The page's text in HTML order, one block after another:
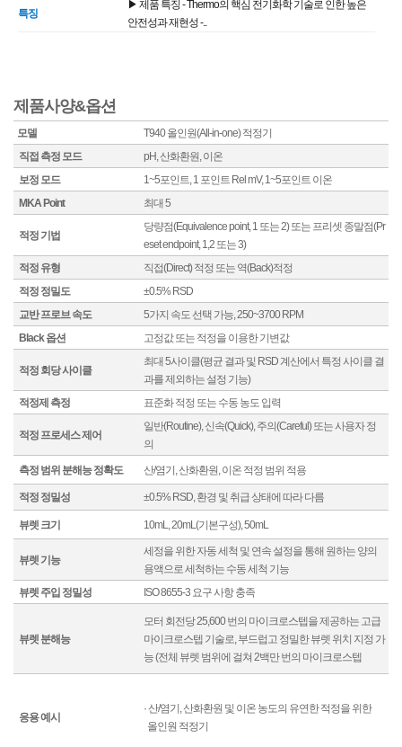
특징
▶ 제품 특징 - Thermo의 핵심 전기화학 기술로 인한 높은
안전성과 재현성 -..
제품사양&옵션
모델
T940 올인원(All-in-one) 적정기
직접 측정 모드
pH, 산화환원, 이온
보정 모드
1~5포인트, 1 포인트 Rel mV, 1~5포인트 이온
MKA Point
최대 5
적정 기법
당량점(Equivalence point, 1 또는 2) 또는 프리셋 종말점(Pr
eset endpoint, 1,2 또는 3)
적정 유형
직접(Direct) 적정 또는 역(Back)적정
적정 정밀도
±0.5% RSD
교반 프로브 속도
5가지 속도 선택 가능, 250~3700 RPM
Black 옵션
고정값 또는 적정을 이용한 기변값
적정 회당 사이클
최대 5사이클(평균 결과 및 RSD 계산에서 특정 사이클 결
과를 제외하는 설정 기능)
적정제 측정
표준화 적정 또는 수동 농도 입력
적정 프로세스 제어
일반(Routine), 신속(Quick), 주의(Careful) 또는 사용자 정
의
측정 범위 분해능 정확도 산/염기, 산화환원, 이온 적정 범위 적용
적정 정밀성 ±0.5% RSD, 환경 및 취급 상태에 따라 다름
뷰렛 크기 10mL, 20mL(기본구성), 50mL
뷰렛 기능
세정을 위한 자동 세척 및 연속 설정을 통해 원하는 양의
용액으로 세척하는 수동 세척 기능
뷰렛 주입 정밀성
ISO 8655-3 요구 사항 충족
뷰렛 분해능
모터 회전당 25,600 번의 마이크로스텝을 제공하는 고급
마이크로스텝 기술로, 부드럽고 정밀한 뷰렛 위치 지정 가
능 (전체 뷰렛 범위에 걸쳐 2백만 번의 마이크로스텝
응용 예시
· 산/염기, 산화환원 및 이온 농도의 유연한 적정을 위한
올인원 적정기